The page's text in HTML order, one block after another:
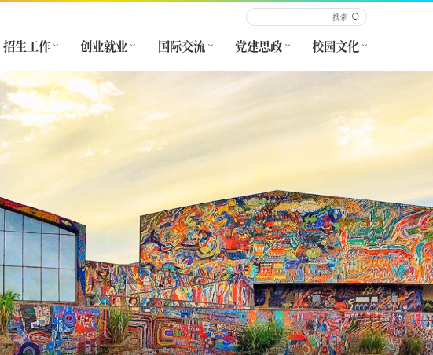
招生工作 创业就业 国际交流 党建思政 校园文化